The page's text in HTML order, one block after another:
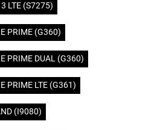
LTE (S7275)
PRIME (G360)
PRIME DUAL (G360)
PRIME LTE (G361)
(I9080)